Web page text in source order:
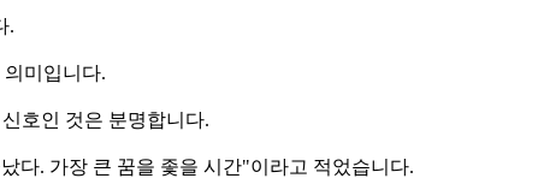
.
미입니다.
호인 것은 분명합니다.
다. 가장 큰 꿈을 좇을 시간"이라고 적었습니다.